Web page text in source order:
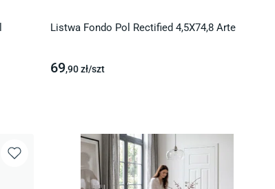
Listwa Fondo Pol Rectified 4,5X74,8 Arte
69,90zł/szt